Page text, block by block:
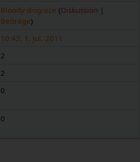
Bloody disgrace (Diskussion |
Beiträge)
10:42, 1. Jul. 2011
2
2
0
0